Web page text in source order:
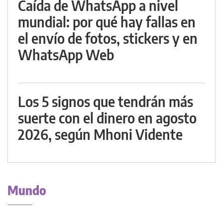
Caída de WhatsApp a nivel
mundial: por qué hay fallas en
el envío de fotos, stickers y en
WhatsApp Web
Los 5 signos que tendrán más
suerte con el dinero en agosto
2026, según Mhoni Vidente
Mundo